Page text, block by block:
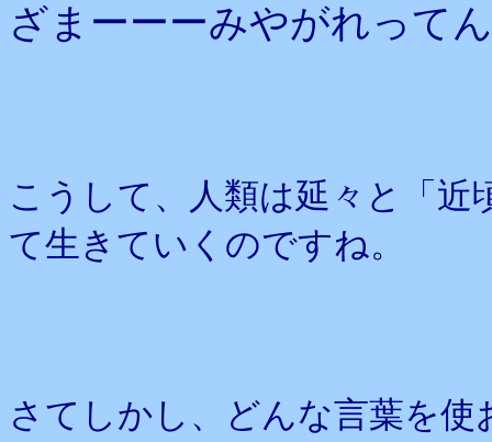
ざまーーーみやがれって
こうして、人類は延々と「
て生きていくのですね。
さてしかし、どんな言葉を